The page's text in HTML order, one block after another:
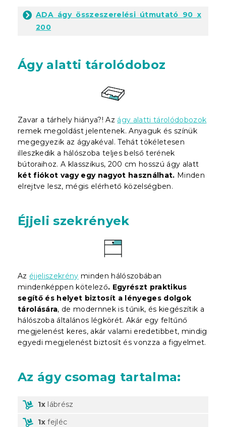
ADA ágy összeszerelési útmutató 90 x
200
Ágy alatti tárolódoboz
Zavar a tárhely hiánya?! Az ágy alatti tárolódobozok
remek megoldást jelentenek. Anyaguk és színük
megegyezik az ágyakéval. Tehát tökéletesen
illeszkedik a hálószoba teljes belső terének
bútoraihoz. A klasszikus, 200 cm hosszú ágy alatt
két fiókot vagy egy nagyot használhat. Minden
elrejtve lesz, mégis elérhető közelségben.
Éjjeli szekrények
Az éjjeliszekrény minden hálószobában
mindenképpen kötelező. Egyrészt praktikus
segítő és helyet biztosít a lényeges dolgok
tárolására, de modernnek is tűnik, és kiegészítik a
hálószoba általános légkörét. Akár egy feltűnő
megjelenést keres, akár valami eredetibbet, mindig
egyedi megjelenést biztosít és vonzza a figyelmet.
Az ágy csomag tartalma:
1x lábrész
1x fejléc